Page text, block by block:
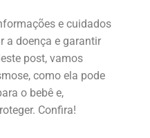
e cuidados
a doença e garantir
post, vamos
como ela pode
o bebê e,
Confira!